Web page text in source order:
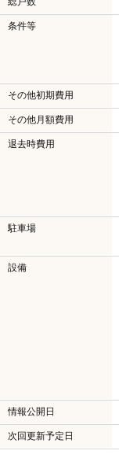
条件等
その他初期費用
その他月額費用
退去時費用
駐車場
設備
情報公開日
次回更新予定日